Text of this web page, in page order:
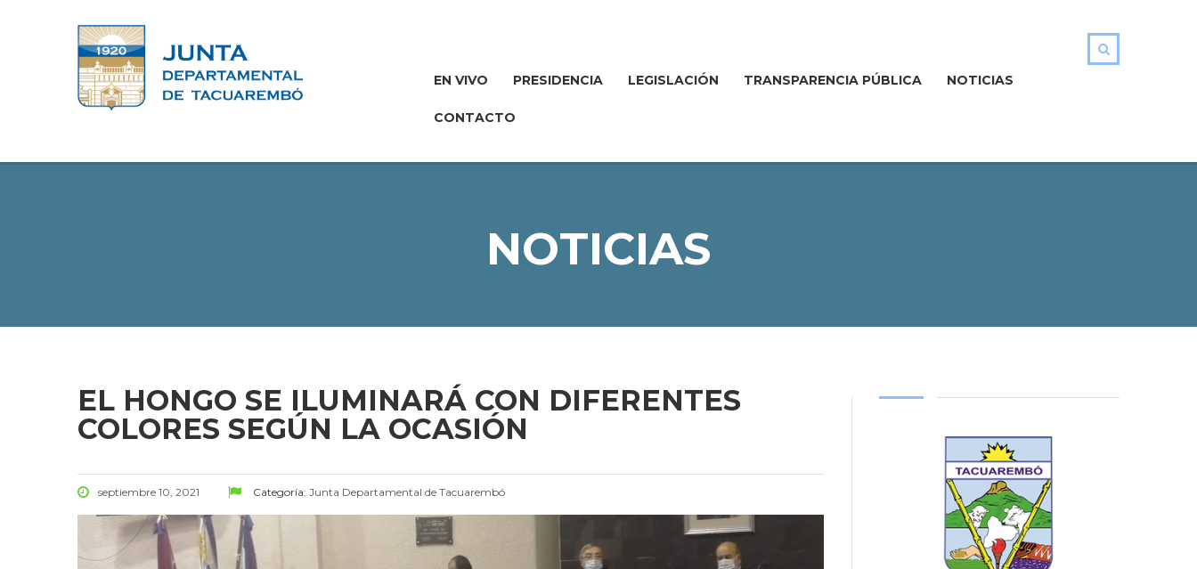
EN VIVO PRESIDENCIA LEGISLACIÓN TRANSPARENCIA PÚBLICA NOTICIAS
CONTACTO
NOTICIAS
EL HONGO SE ILUMINARÁ CON DIFERENTES
COLORES SEGÚN LA OCASIÓN
septiembre 10, 2021 Categoría: Junta Departamental de Tacuarembó